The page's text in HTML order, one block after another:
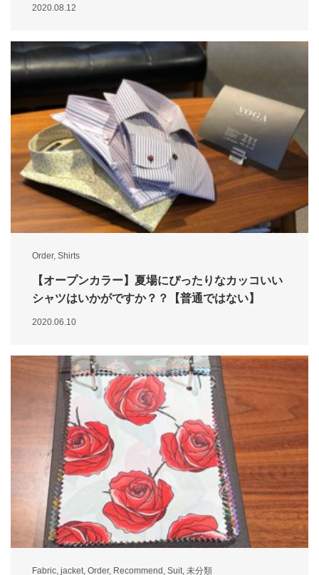
2020.08.12
Order, Shirts
【オープンカラー】夏場にぴったりなカッコいい
シャツはいかがですか？？【普通ではない】
2020.06.10
Fabric, jacket, Order, Recommend , Suit, 未分類